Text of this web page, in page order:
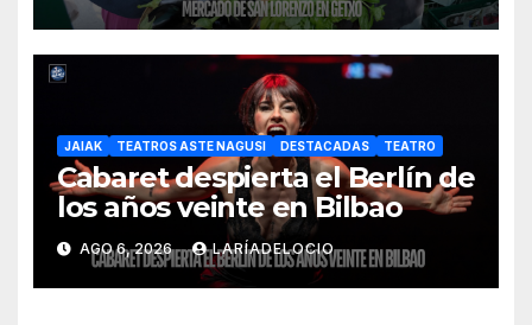
JAIAK TEATROS ASTE NAGUSI DESTACADAS TEATRO
Cabaret despierta el Berlín de
los años veinte en Bilbao
AGO 6, 2026 LARÍADELOCIO